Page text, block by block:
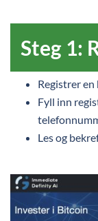
Steg 1:
Registrer
Fyll inn
Les og